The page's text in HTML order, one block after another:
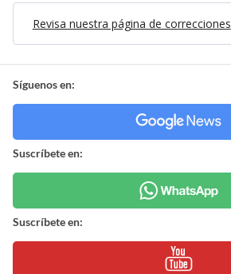
Revisa nuestra página de correcciones
Síguenos en:
Suscríbete en:
Suscríbete en: